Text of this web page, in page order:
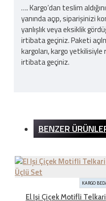
…. Kargo‘dan teslim
yanında açıp, siparişinizi
yanlışlık veya eksiklik
irtibata geçiniz. Paketi
kargoları, kargo
irtibata geçiniz.
İnternet sitemizden
dışında hiçbir ücret
İADE ŞARTLARI
BENZER
KARGO
El Işi Çiçek Motifli Telkari